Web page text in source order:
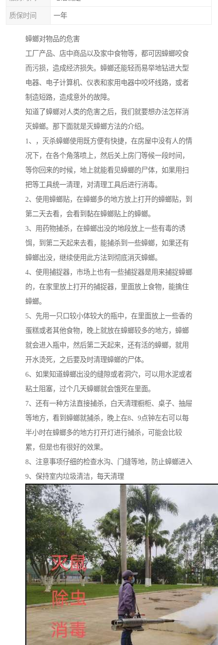
质保时间 一年
蟑螂对物品的危害
工厂产品、店中商品以及家中食物等，都可因蟑螂咬食
而污损，造成经济损失。蟑螂还能轻而易举地钻进大型
电器、电子计算机、仪表和家用电器中咬坏线路，或者
制造短路，造成意外的故障。
知道了蟑螂对人类的危害之后，我们就要想办法怎样消
灭蟑螂。那下面就是灭蟑螂方法的介绍。
1、，灭杀蟑螂使用既方便有快捷，在房屋中没有人的情
况下，在各个角落喷上，然后关上房门等候一段时间，
等你回来的时候，地上就能看见蟑螂的尸体，如果用扫
把等工具统一清理，对清理工具后进行消毒。
2、使用蟑螂贴，在蟑螂多的地方放上打开的蟑螂贴，到
第二天去看，会看到黏在蟑螂贴上的蟑螂。
3、用药物捕杀，在蟑螂出没的地段放上一些有毒的诱
饵，到第二天起来去看，能捕杀到一些蟑螂，如果还有
蟑螂出没，继续使用此方法到彻底消灭蟑螂。
4、使用捕捉器，市场上也有一些捕捉器是用来捕捉蟑螂
的，在家里放上打开的捕捉器，里面放上食物，能擒住
蟑螂。
5、先用一只口较小体较大的瓶中，在里面放上一些香的
蛋糕或者其他食物，晚上就放在蟑螂较多的地方，蟑螂
就会进入瓶中，然后第二天起来，还有活的蟑螂，就用
开水烫死，之后要及时清理蟑螂的尸体。
6、如果知道蟑螂出没的缝隙或者洞穴，可以用水泥或者
粘土阻塞，过个几天蟑螂就会饿死在里面。
7、还有一种方法直接捕杀，白天清理橱柜、桌子、抽屉
等地方，看到蟑螂就捕杀，晚上在8、9点钟左右可以每
半小时在蟑螂多的地方打开灯进行捕杀，可能会比较
累，但是也有很好的效果。
8、注意事项仔细的检查水沟、门缝等地，防止蟑螂进入
9、保持室内垃圾清洁，每天清理